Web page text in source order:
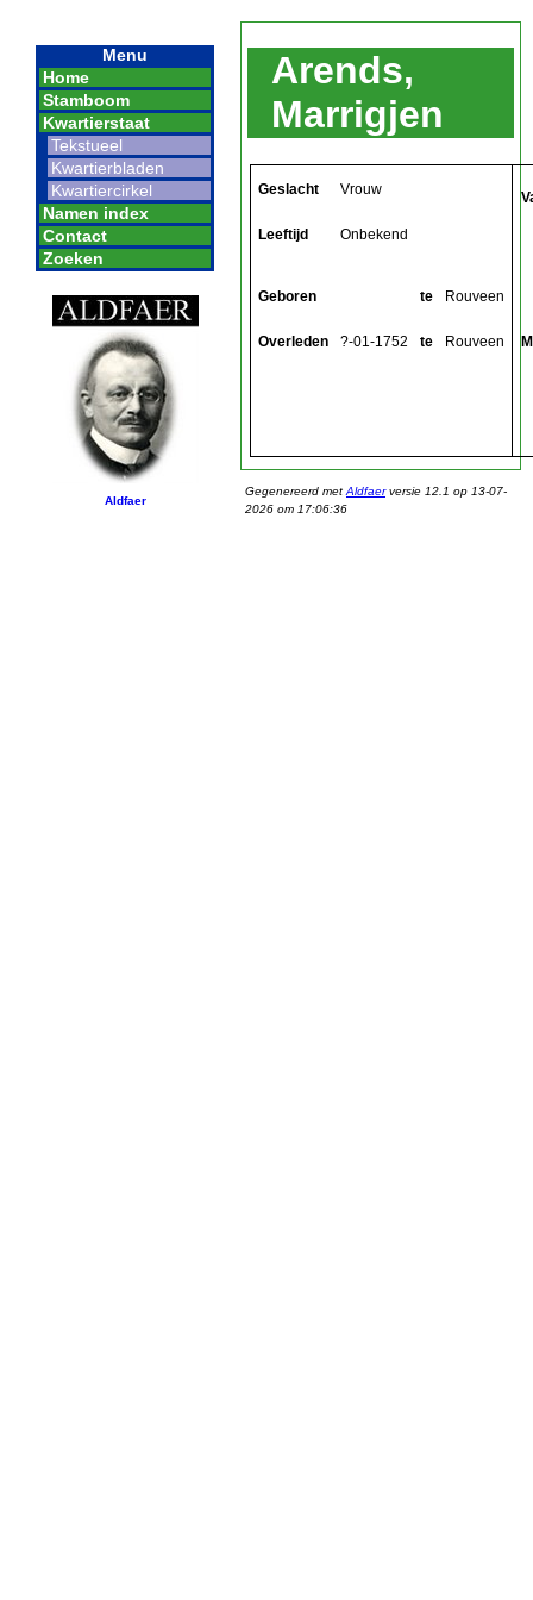
Menu
Home
Stamboom
Kwartierstaat
Tekstueel
Kwartierbladen
Kwartiercirkel
Namen index
Contact
Zoeken
Aldfaer
Arends,
Marrigjen
Geslacht Vrouw
Leeftijd Onbekend
Geboren te Rouveen
Overleden ?-01-1752 te Rouveen
Gegenereerd met Aldfaerversie 12.1 op 13-07-
2026 om 17:06:36